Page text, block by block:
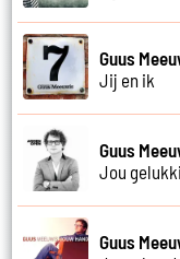
Guus
Jij en ik
Guus
Jou
Guus